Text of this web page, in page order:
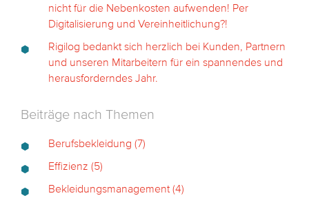
nicht für die Nebenkosten aufwenden! Per
Digitalisierung und Vereinheitlichung?!
Rigilog bedankt sich herzlich bei Kunden, Partnern
und unseren Mitarbeitern für ein spannendes und
herausforderndes Jahr.
Beiträge nach Themen
Berufsbekleidung (7)
Effizienz (5)
Bekleidungsmanagement(4)